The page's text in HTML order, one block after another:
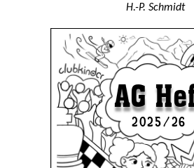
H.-P. Schmidt